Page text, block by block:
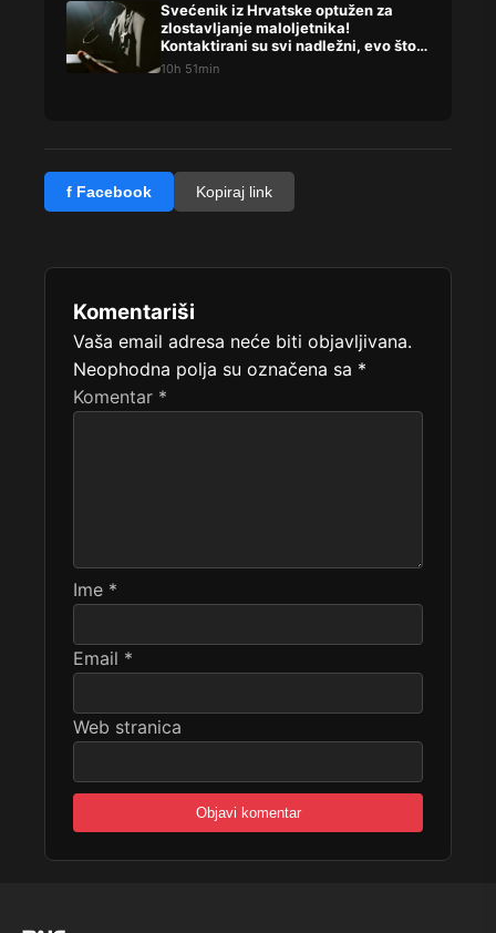
Svećenik iz Hrvatske optužen za
zlostavljanje maloljetnika!
Kontaktirani su svi nadležni, evo što
su rekli
10h 51min
f Facebook Kopiraj link
Komentariši
Vaša email adresa neće biti objavljivana.
Neophodna polja su označena sa *
Komentar *
Ime *
Email *
Web stranica